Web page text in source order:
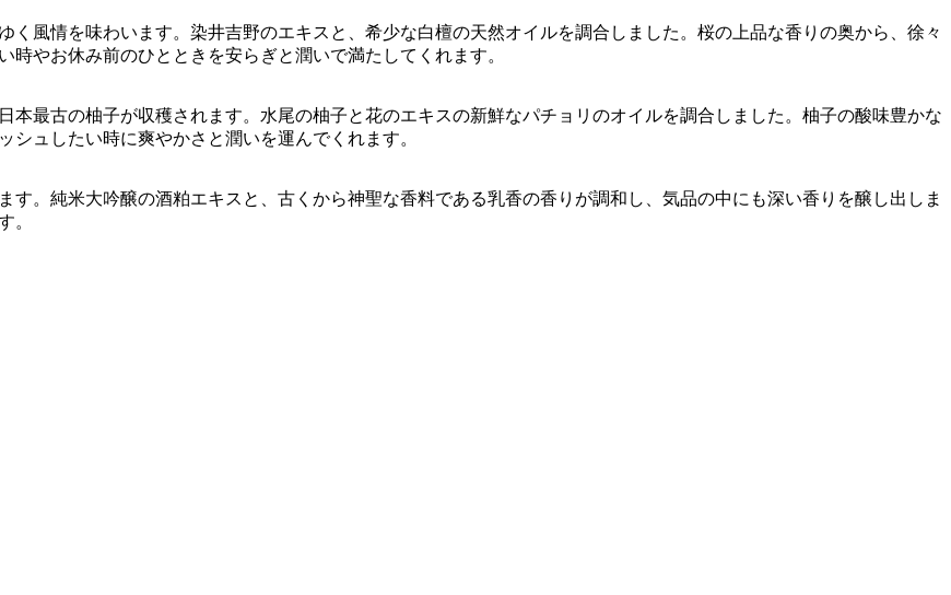
風情を味わいます。染井吉野のエキスと、希少な白檀の天然オイルを調合しました。桜の上品な香りの奥から、徐々
やお休み前のひとときを安らぎと潤いで満たしてくれます。
最古の柚子が収穫されます。水尾の柚子と花のエキスの新鮮なパチョリのオイルを調合しました。柚子の酸味豊かな
ュしたい時に爽やかさと潤いを運んでくれます。
。純米大吟醸の酒粕エキスと、古くから神聖な香料である乳香の香りが調和し、気品の中にも深い香りを醸し出しま
。